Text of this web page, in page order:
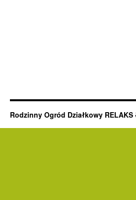
Rodzinny Ogród Działkowy RELAKS